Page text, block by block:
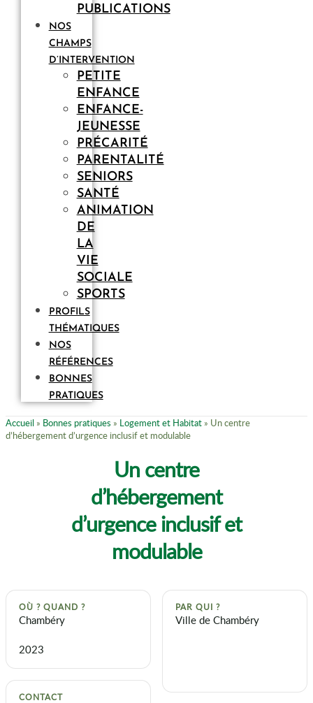
PUBLICATIONS
NOS
CHAMPS
D’INTERVENTION
PETITE
ENFANCE
ENFANCE-
JEUNESSE
PRÉCARITÉ
PARENTALITÉ
SENIORS
SANTÉ
ANIMATION
DE
LA
VIE
SOCIALE
SPORTS
PROFILS
THÉMATIQUES
NOS
RÉFÉRENCES
BONNES
PRATIQUES
Accueil » Bonnes pratiques » Logement et Habitat » Un centre
d’hébergement d’urgence inclusif et modulable
Un centre
d’hébergement
d’urgence inclusif et
modulable
OÙ ? QUAND ?
Chambéry
2023
PAR QUI ?
Ville de Chambéry
CONTACT